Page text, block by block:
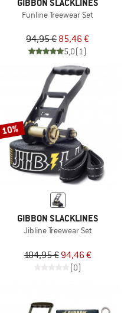
Funline Treewear Set
94,95 € 85,46 €
5,0(1)
10%
GIBBON SLACKLINES
Jibline Treewear Set
104,95 € 94,46 €
(0)